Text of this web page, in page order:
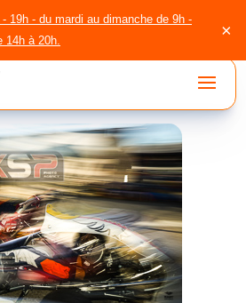
- 19h - du mardi au dimanche de 9h -
14h à 20h.
×